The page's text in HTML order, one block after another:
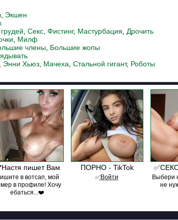
Экшен
Секс Фистинг, Мастурбация
Дрочить
Милф
члены Большие жопы
Энни Хьюз Мачеха Стальной гигант, Роботы
пишет Вам
в вотсап, мой
в профиле! Хочу
ебаться...❤️
ПОРНО - TikTok
✅͟В͟о͟й͟т͟и
Выбери
не